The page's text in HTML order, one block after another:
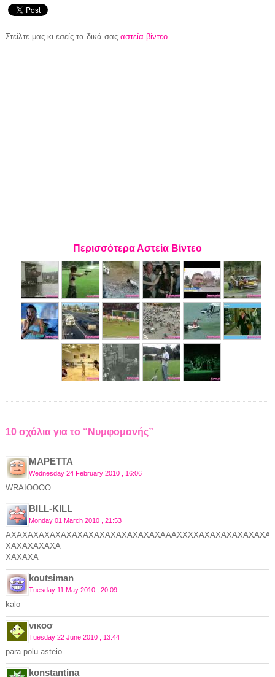
Στείλτε μας κι εσείς τα δικά σας αστεία βίντεο.
Περισσότερα Αστεία Βίντεο
10 σχόλια για το “Νυμφομανής”
ΜΑΡΕΤΤΑ
Wednesday 24 February 2010 , 16:06
WRAIOOOO
BILL-KILL
Monday 01 March 2010 , 21:53
XAXAXAXAXA
XAXAXA
koutsiman
Tuesday 11 May 2010 , 20:09
kalo
νικοσ
Tuesday 22 June 2010 , 13:44
para polu asteio
konstantina